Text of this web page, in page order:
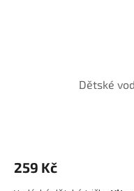
Dětské
259 Kč